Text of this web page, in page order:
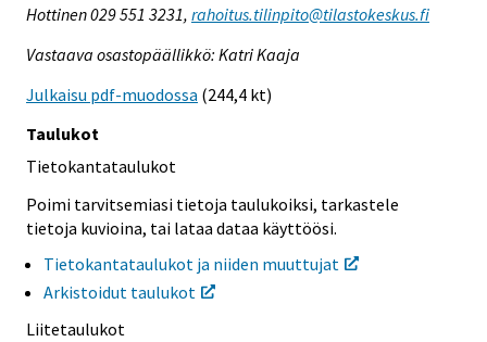
Hottinen 029 551 3231, rahoitus.tilinpito@tilastokeskus.fi
Vastaava osastopäällikkö: Katri Kaaja
Julkaisu pdf-muodossa (244,4 kt)
Taulukot
Tietokantataulukot
Poimi tarvitsemiasi tietoja taulukoiksi, tarkastele
tietoja kuvioina, tai lataa dataa käyttöösi.
Tietokantataulukot ja niiden muuttujat
Arkistoidut taulukot
Liitetaulukot